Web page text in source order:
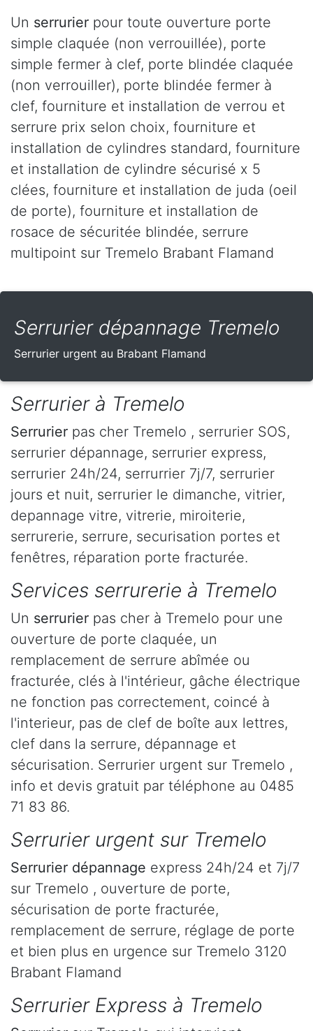
Un serrurier pour toute ouverture porte
simple claquée (non verrouillée), porte
simple fermer à clef, porte blindée claquée
(non verrouiller), porte blindée fermer à
clef, fourniture et installation de verrou et
serrure prix selon choix, fourniture et
installation de cylindres standard, fourniture
et installation de cylindre sécurisé x 5
clées, fourniture et installation de juda (oeil
de porte), fourniture et installation de
rosace de sécuritée blindée, serrure
multipoint sur Tremelo Brabant Flamand
Serrurier dépannage Tremelo
Serrurier urgent au Brabant Flamand
Serrurier à Tremelo
Serrurier pas cher Tremelo , serrurier SOS,
serrurier dépannage, serrurier express,
serrurier 24h/24, serrurrier 7j/7, serrurier
jours et nuit, serrurier le dimanche, vitrier,
depannage vitre, vitrerie, miroiterie,
serrurerie, serrure, securisation portes et
fenêtres, réparation porte fracturée.
Services serrurerie à Tremelo
Un serrurier pas cher à Tremelo pour une
ouverture de porte claquée, un
remplacement de serrure abîmée ou
fracturée, clés à l'intérieur, gâche électrique
ne fonction pas correctement, coincé à
l'interieur, pas de clef de boîte aux lettres,
clef dans la serrure, dépannage et
sécurisation. Serrurier urgent sur Tremelo ,
info et devis gratuit par téléphone au 0485
71 83 86.
Serrurier urgent sur Tremelo
Serrurier dépannage express 24h/24 et 7j/7
sur Tremelo , ouverture de porte,
sécurisation de porte fracturée,
remplacement de serrure, réglage de porte
et bien plus en urgence sur Tremelo 3120
Brabant Flamand
Serrurier Express à Tremelo